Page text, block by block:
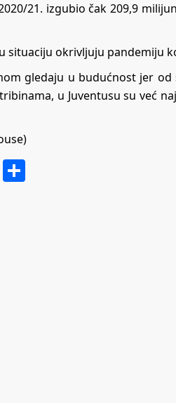
21. izgubio čak 209,9
situaciju okrivljuju pandemiju
gledaju u budućnost jer
u Juventusu su već
X